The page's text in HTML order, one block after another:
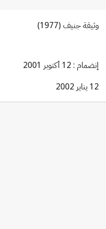
وثيقة جنيف (1977)
إنضمام : 12 أكتوبر 2001
12 يناير 2002